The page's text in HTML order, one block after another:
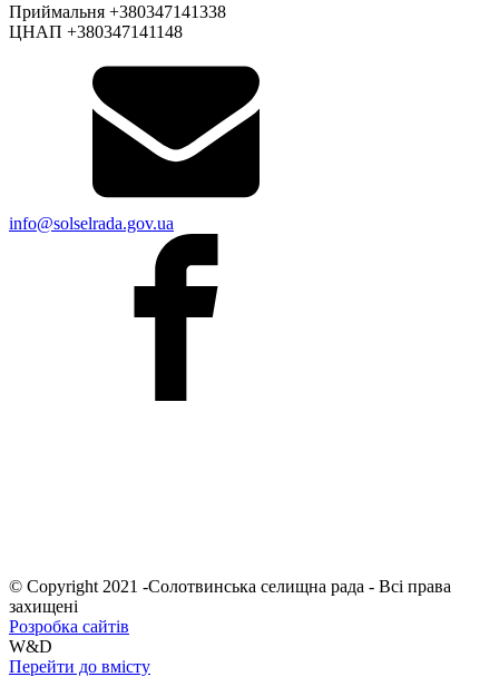
Приймальня +380347141338
ЦНАП +380347141148
info@solselrada.gov.ua
© Copyright 2021 -Солотвинська селищна рада - Всі права
захищені
Розробка сайтів
W&D
Перейти до вмісту